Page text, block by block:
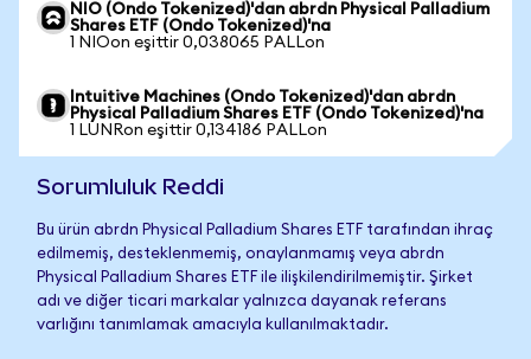
NIO (Ondo Tokenized)'dan abrdn Physical Palladium
Shares ETF (Ondo Tokenized)'na
1 NIOon eşittir 0,038065 PALLon
Intuitive Machines (Ondo Tokenized)'dan abrdn
Physical Palladium Shares ETF (Ondo Tokenized)'na
1 LUNRon eşittir 0,134186 PALLon
Sorumluluk Reddi
Bu ürün abrdn Physical Palladium Shares ETF tarafından ihraç
edilmemiş, desteklenmemiş, onaylanmamış veya abrdn
Physical Palladium Shares ETF ile ilişkilendirilmemiştir. Şirket
adı ve diğer ticari markalar yalnızca dayanak referans
varlığını tanımlamak amacıyla kullanılmaktadır.